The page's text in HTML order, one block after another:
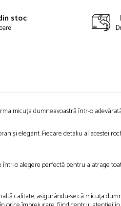
stoc
micuța dumneavoastră într-o
și elegant. Fiecare detaliu al acestei
o alegere perfectă pentru a atrage
calitate, asigurându-se că micuța